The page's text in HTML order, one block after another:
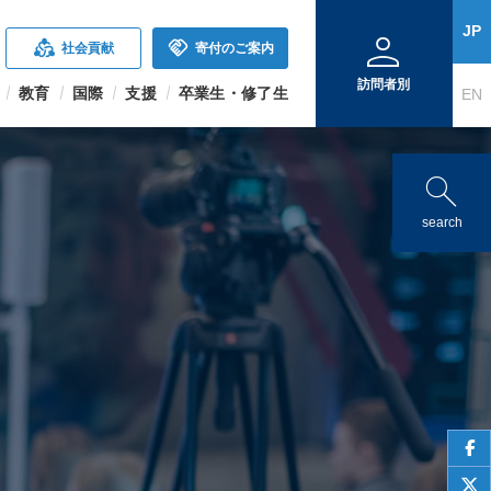
search
search
diversity_2 社会貢献 handshake 寄付のご案内
教育 国際 支援 卒業生・修了生
person
訪問者別
JP
EN